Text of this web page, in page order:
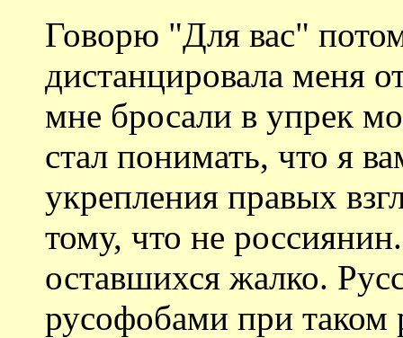
Говорю "Для вас"
дистанцировала меня
мне бросали в упрек
стал понимать, что я
укрепления правых
тому, что не
оставшихся жалко.
русофобами при таком